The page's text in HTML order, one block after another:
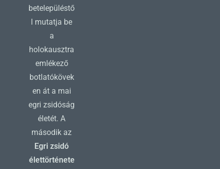
betelepüléstő
l mutatja be
a
holokausztra
emlékező
botlatókövek
en át a mai
egri zsidóság
életét. A
második az
Egri zsidó
élettörténete